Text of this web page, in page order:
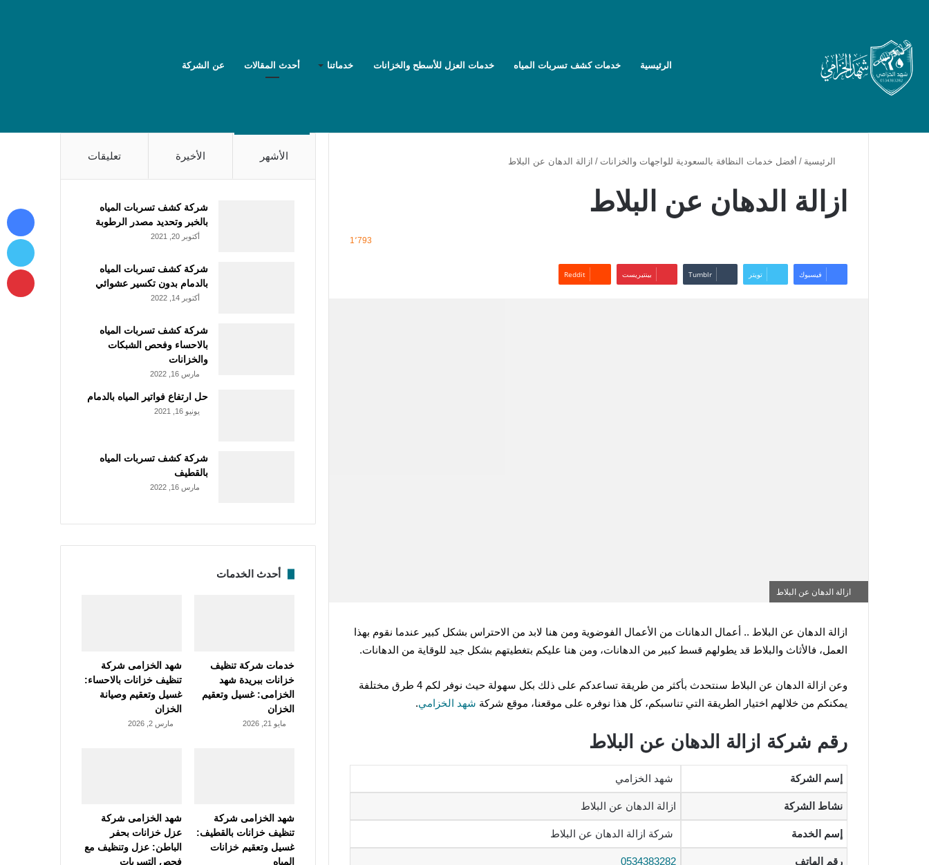
الرئيسية خدمات كشف تسربات المياه خدمات العزل للأسطح والخزانات خدماتنا أحدث المقالات عن الشركة
الرئيسية / أفضل خدمات النظافة بالسعودية للواجهات والخزانات / ازالة الدهان عن البلاط
ازالة الدهان عن البلاط
1٬793
فيسبوك تويتر بينتيريست
ازالة الدهان عن البلاط
ازالة الدهان عن البلاط .. أعمال الدهانات من الأعمال الفوضوية ومن هنا لابد من الاحتراس بشكل كبير عندما نقوم بهذا
العمل، فالأثاث والبلاط قد يطولهم قسط كبير من الدهانات، ومن هنا عليكم بتغطيتهم بشكل جيد للوقاية من الدهانات.
وعن ازالة الدهان عن البلاط سنتحدث بأكثر من طريقة تساعدكم على ذلك بكل سهولة حيث نوفر لكم 4 طرق مختلفة
يمكنكم من خلالهم اختيار الطريقة التي تناسبكم، كل هذا نوفره على موقعنا، موقع شركة شهد الخزامي.
رقم شركة ازالة الدهان عن البلاط
إسم الشركة شهد الخزامي
نشاط الشركة ازالة الدهان عن البلاط
إسم الخدمة شركة ازالة الدهان عن البلاط
رقم الهاتف 0534383282
الأشهر الأخيرة تعليقات
شركة كشف تسربات المياه
بالخبر وتحديد مصدر الرطوبة
أكتوبر 20, 2021
شركة كشف تسربات المياه
بالدمام بدون تكسير عشوائي
أكتوبر 14, 2022
شركة كشف تسربات المياه
بالاحساء وفحص الشبكات
والخزانات
مارس 16, 2022
حل ارتفاع فواتير المياه بالدمام
يونيو 16, 2021
شركة كشف تسربات المياه
بالقطيف
مارس 16, 2022
أحدث الخدمات
خدمات شركة تنظيف
خزانات ببريدة شهد
الخزامى: غسيل وتعقيم
الخزان
مايو 21, 2026
شهد الخزامى شركة
تنظيف خزانات بالاحساء:
غسيل وتعقيم وصيانة
الخزان
مارس 2, 2026
شهد الخزامى شركة
تنظيف خزانات بالقطيف:
غسيل وتعقيم خزانات
المياه
شهد الخزامى شركة
عزل خزانات بحفر
الباطن: عزل وتنظيف مع
فحص التسربات